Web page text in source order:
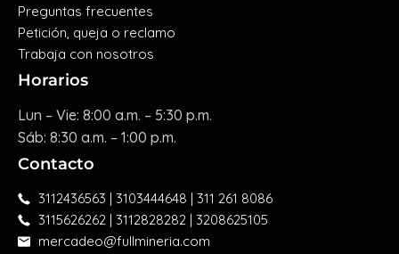
Preguntas frecuentes
Petición, queja o reclamo
Trabaja con nosotros
Horarios
Lun – Vie: 8:00 a.m. – 5:30 p.m.
Sáb: 8:30 a.m. – 1:00 p.m.
Contacto
3112436563 | 3103444648 | 311 261 8086
3115626262 | 3112828282 | 3208625105
mercadeo@fullmineria.com